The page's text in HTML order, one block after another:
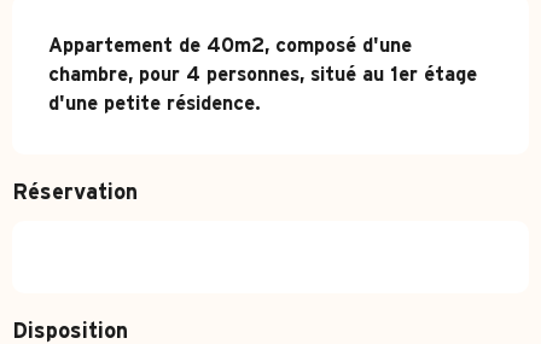
Description
Appartement de 40m2, composé d'une
chambre, pour 4 personnes, situé au 1er étage
d'une petite résidence.
Réservation
Disposition